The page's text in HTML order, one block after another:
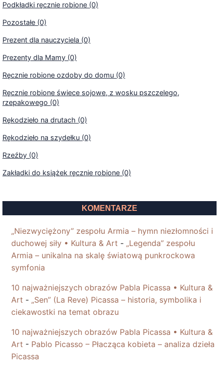
Podkładki ręcznie robione (0)
Pozostałe (0)
Prezent dla nauczyciela (0)
Prezenty dla Mamy (0)
Ręcznie robione ozdoby do domu (0)
Ręcznie robione świece sojowe, z wosku pszczelego,
rzepakowego (0)
Rękodzieło na drutach (0)
Rękodzieło na szydełku (0)
Rzeźby (0)
Zakładki do książek ręcznie robione (0)
KOMENTARZE
„Niezwyciężony” zespołu Armia – hymn niezłomności i
duchowej siły • Kultura & Art - „Legenda” zespołu
Armia – unikalna na skalę światową punkrockowa
symfonia
10 najważniejszych obrazów Pabla Picassa • Kultura &
Art - „Sen” (La Reve) Picassa – historia, symbolika i
ciekawostki na temat obrazu
10 najważniejszych obrazów Pabla Picassa • Kultura &
Art - Pablo Picasso – Płacząca kobieta – analiza dzieła
Picassa